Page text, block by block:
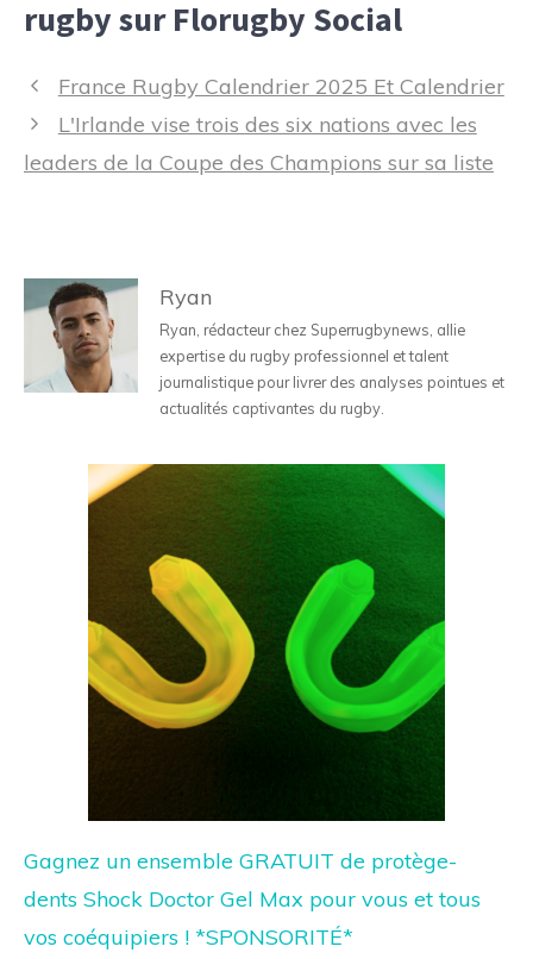
rugby sur Florugby Social
Navigation
des
France Rugby Calendrier 2025 Et Calendrier
L'Irlande vise trois des six nations avec les
leaders de la Coupe des Champions sur sa liste
Ryan
Ryan, rédacteur chez Superrugbynews, allie
expertise du rugby professionnel et talent
journalistique pour livrer des analyses pointues et
actualités captivantes du rugby.
Gagnez un ensemble GRATUIT de protège-
dents Shock Doctor Gel Max pour vous et tous
vos coéquipiers ! *SPONSORITÉ*